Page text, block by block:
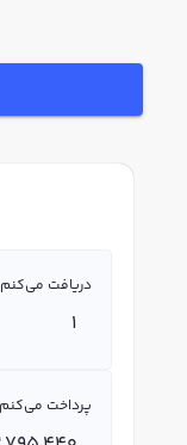
دریافت می‌کنم
پرداخت می‌کنم